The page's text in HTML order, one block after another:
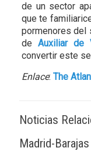
de un sector
que te
pormenores del
de Auxiliar de
convertir este
Enlace: The
Noticias
Madrid-